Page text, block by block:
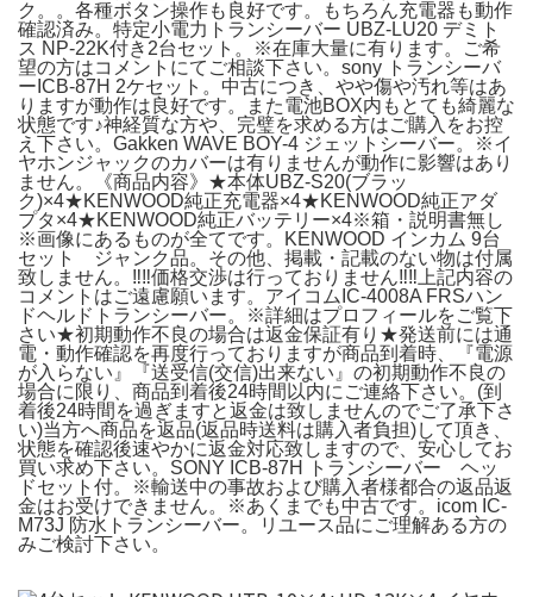
ク。。各種ボタン操作も良好です。もちろん充電器も動作
確認済み。特定小電力トランシーバー UBZ-LU20 デミト
ス NP-22K付き2台セット。※在庫大量に有ります。ご希
望の方はコメントにてご相談下さい。sony トランシーバ
ーICB-87H 2ケセット。中古につき、やや傷や汚れ等はあ
りますが動作は良好です。また電池BOX内もとても綺麗な
状態です♪神経質な方や、完璧を求める方はご購入をお控
え下さい。Gakken WAVE BOY-4 ジェットシーバー。※イ
ヤホンジャックのカバーは有りませんが動作に影響はあり
ません。《商品内容》★本体UBZ-S20(ブラッ
ク)×4★KENWOOD純正充電器×4★KENWOOD純正アダ
プタ×4★KENWOOD純正バッテリー×4※箱・説明書無し
※画像にあるものが全てです。KENWOOD インカム 9台
セット ジャンク品。その他、掲載・記載のない物は付属
致しません。‼️‼️価格交渉は行っておりません‼️‼️上記内容の
コメントはご遠慮願います。アイコムIC-4008A FRSハン
ドヘルドトランシーバー。※詳細はプロフィールをご覧下
さい★初期動作不良の場合は返金保証有り★発送前には通
電・動作確認を再度行っておりますが商品到着時、『電源
が入らない』『送受信(交信)出来ない』の初期動作不良の
場合に限り、商品到着後24時間以内にご連絡下さい。(到
着後24時間を過ぎますと返金は致しませんのでご了承下さ
い)当方へ商品を返品(返品時送料は購入者負担)して頂き、
状態を確認後速やかに返金対応致しますので、安心してお
買い求め下さい。SONY ICB-87H トランシーバー ヘッ
ドセット付。※輸送中の事故および購入者様都合の返品返
金はお受けできません。※あくまでも中古です。icom IC-
M73J 防水トランシーバー。リユース品にご理解ある方の
みご検討下さい。